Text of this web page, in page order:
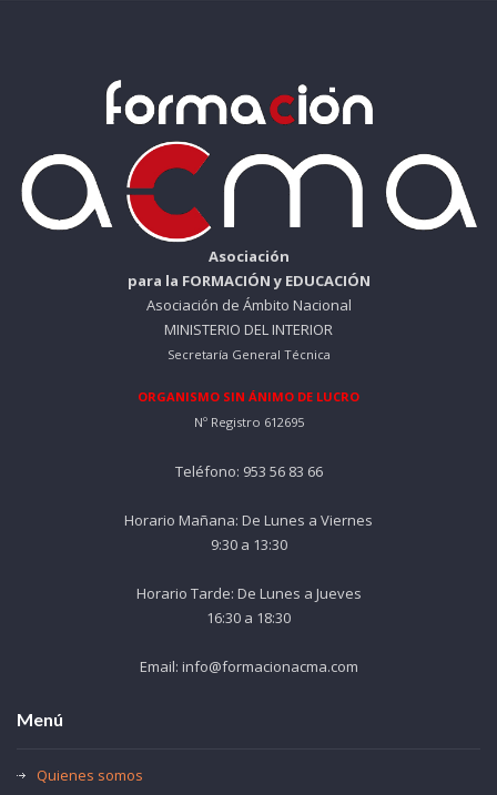
Asociación
para la FORMACIÓN y EDUCACIÓN
Asociación de Ámbito Nacional
MINISTERIO DEL INTERIOR
Secretaría General Técnica
ORGANISMO SIN ÁNIMO DE LUCRO
Nº Registro 612695
Teléfono: 953 56 83 66
Horario Mañana: De Lunes a Viernes
9:30 a 13:30
Horario Tarde: De Lunes a Jueves
16:30 a 18:30
Email: info@formacionacma.com
Menú
Quienes somos